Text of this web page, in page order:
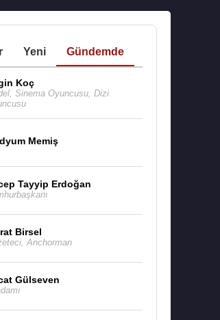
Yeni Gündemde
Koç
, Sinema Oyuncusu, Dizi
Memiş
Tayyip Erdoğan
Birsel
, Anchorman
Gülseven